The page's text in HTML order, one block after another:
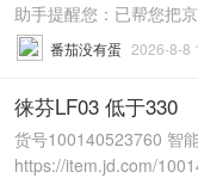
助手提醒您：已帮您把
番茄没有蛋 2026-8-8
徕芬LF03 低于330
货号100140523760 智
https://item.jd.com/